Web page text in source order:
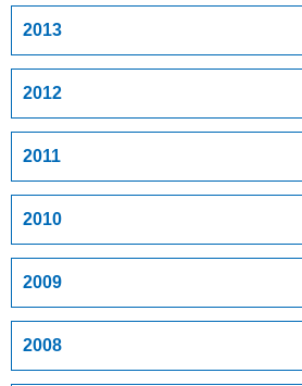
2013
2012
2011
2010
2009
2008